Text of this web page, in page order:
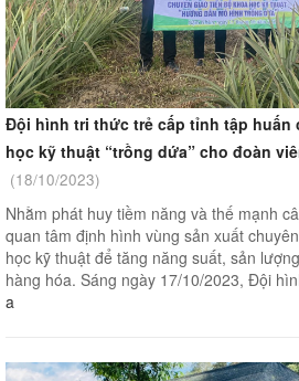
Đội hình tri thức trẻ cấp tỉnh tập huấn
học kỹ thuật “trồng dứa” cho đoàn
(18/10/2023)
Nhằm phát huy tiềm năng và thế mạnh
quan tâm định hình vùng sản xuất
học kỹ thuật để tăng năng suất, sản
hàng hóa. Sáng ngày 17/10/2023, Đội
a